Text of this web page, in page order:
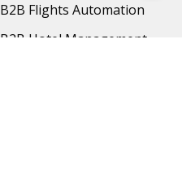
B2B Flights Automation
B2B Hotel Management